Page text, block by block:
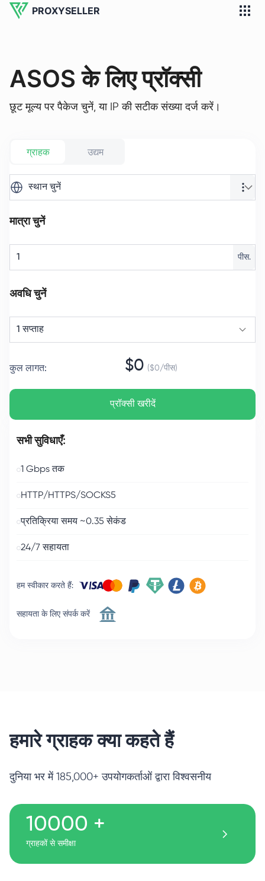
PROXYSELLER
ASOS के लिए प्रॉक्सी
छूट मूल्य पर पैकेज चुनें, या IP की सटीक संख्या दर्ज करें।
ग्राहक उद्यम
स्थान चुनें
मात्रा चुनें
पीस.
अवधि चुनें
1 सप्ताह
कुल लागत: $0 ($0/पीस)
प्रॉक्सी खरीदें
सभी सुविधाएँ:
1 Gbps तक
HTTP/HTTPS/SOCKS5
प्रतिक्रिया समय ~0.35 सेकंड
24/7 सहायता
हम स्वीकार करते हैं:
सहायता के लिए संपर्क करें
हमारे ग्राहक क्या कहते हैं
दुनिया भर में 185,000+ उपयोगकर्ताओं द्वारा विश्वसनीय
10000 +
ग्राहकों से समीक्षा